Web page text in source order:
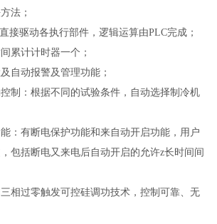
法；
接驱动各执行部件，逻辑运算由PLC完成；
累计计时器一个；
自动报警及管理功能；
制：根据不同的试验条件，自动选择制冷机
：有断电保护功能和来自动开启功能，用户
包括断电又来电后自动开启的允许z长时间间
相过零触发可控硅调功技术，控制可靠、无